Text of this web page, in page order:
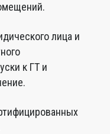
лица и
к ГТ и